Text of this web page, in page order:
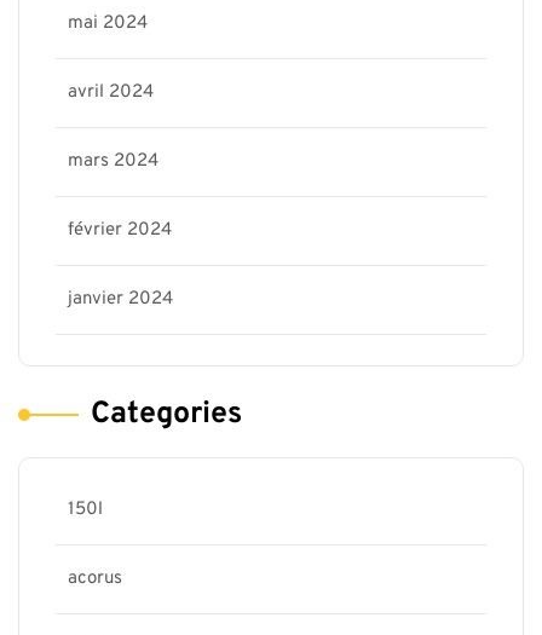
mai 2024
avril 2024
mars 2024
février 2024
janvier 2024
Categories
150l
acorus